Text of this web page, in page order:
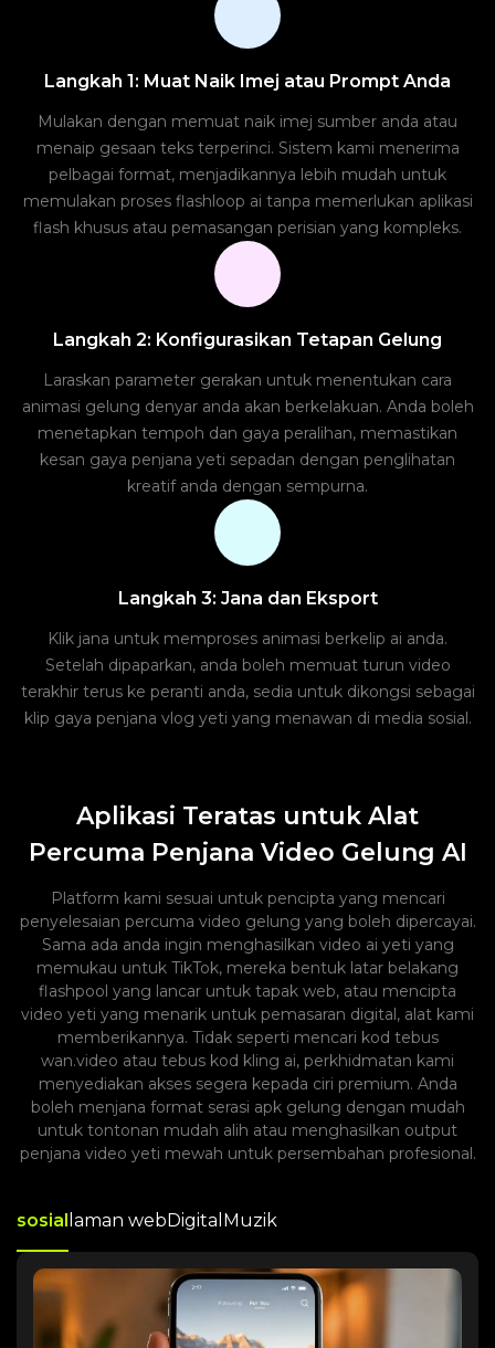
Langkah 1: Muat Naik Imej atau Prompt Anda
Mulakan dengan memuat naik imej sumber anda atau
menaip gesaan teks terperinci. Sistem kami menerima
pelbagai format, menjadikannya lebih mudah untuk
memulakan proses flashloop ai tanpa memerlukan aplikasi
flash khusus atau pemasangan perisian yang kompleks.
Langkah 2: Konfigurasikan Tetapan Gelung
Laraskan parameter gerakan untuk menentukan cara
animasi gelung denyar anda akan berkelakuan. Anda boleh
menetapkan tempoh dan gaya peralihan, memastikan
kesan gaya penjana yeti sepadan dengan penglihatan
kreatif anda dengan sempurna.
Langkah 3: Jana dan Eksport
Klik jana untuk memproses animasi berkelip ai anda.
Setelah dipaparkan, anda boleh memuat turun video
terakhir terus ke peranti anda, sedia untuk dikongsi sebagai
klip gaya penjana vlog yeti yang menawan di media sosial.
Aplikasi Teratas untuk Alat
Percuma Penjana Video Gelung AI
Platform kami sesuai untuk pencipta yang mencari
penyelesaian percuma video gelung yang boleh dipercayai.
Sama ada anda ingin menghasilkan video ai yeti yang
memukau untuk TikTok, mereka bentuk latar belakang
flashpool yang lancar untuk tapak web, atau mencipta
video yeti yang menarik untuk pemasaran digital, alat kami
memberikannya. Tidak seperti mencari kod tebus
wan.video atau tebus kod kling ai, perkhidmatan kami
menyediakan akses segera kepada ciri premium. Anda
boleh menjana format serasi apk gelung dengan mudah
untuk tontonan mudah alih atau menghasilkan output
penjana video yeti mewah untuk persembahan profesional.
sosial laman web Digital Muzik